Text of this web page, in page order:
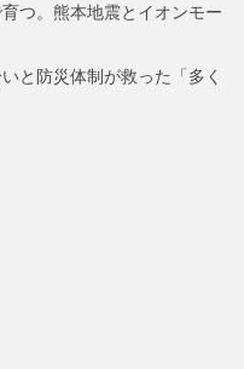
ー
ジ
つ。熊本地震とイオンモー
と防災体制が救った「多く